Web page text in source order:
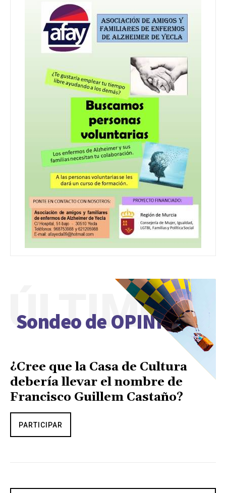
Sondeo de OPINIÓN
ÚLTIMO
¿Cree que la Casa de Cultura
debería llevar el nombre de
Francisco Guillem Castaño?
PARTICIPAR